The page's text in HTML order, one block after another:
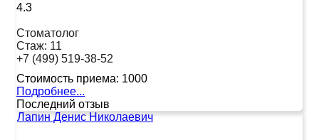
4.3
Стоматолог
Стаж: 11
+7 (499) 519-38-52
Стоимость приема: 1000
Подробнее...
Последний отзыв
Лапин Денис Николаевич